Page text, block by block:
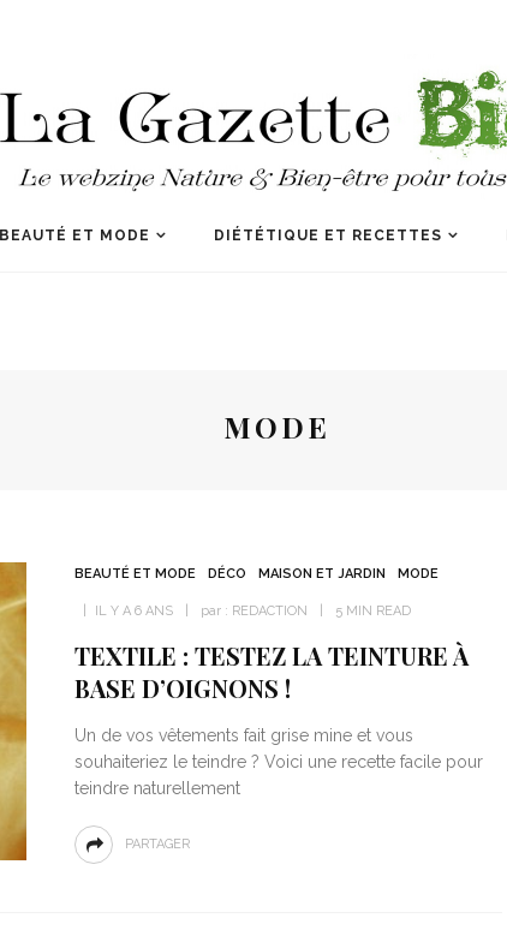
BEAUTÉ ET MODE DIÉTÉTIQUE ET RECETTES
MODE
BEAUTÉ ET MODE DÉCO MAISON ET JARDIN MODE
IL Y A 6 ANS par : REDACTION 5 MIN READ
TEXTILE : TESTEZ LA TEINTURE À
BASE D’OIGNONS !
Un de vos vêtements fait grise mine et vous
souhaiteriez le teindre ? Voici une recette facile pour
teindre naturellement
PARTAGER